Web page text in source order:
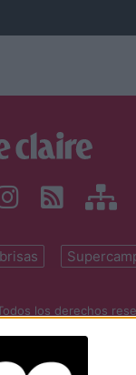
los derechos
| Propietario: Diario